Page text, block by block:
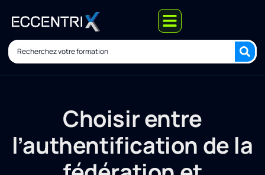
Choisir entre
l’authentification de la